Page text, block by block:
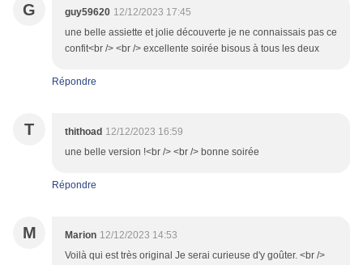
G guy59620 12/12/2023 17:45
une belle assiette et jolie découverte je ne connaissais pas ce
confit<br /> <br /> excellente soirée bisous à tous les deux
Répondre
T thithoad 12/12/2023 16:59
une belle version !<br /> <br /> bonne soirée
Répondre
M Marion 12/12/2023 14:53
Voilà qui est très original Je serai curieuse d'y goûter. <br />